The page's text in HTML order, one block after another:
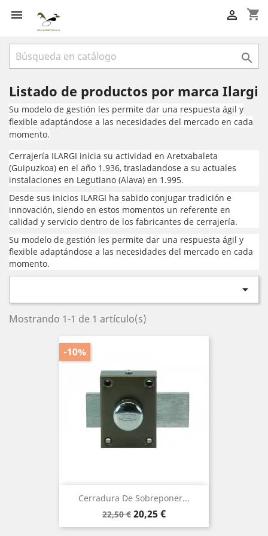
 shopping_cart


Listado de productos por marca Ilargi
Su modelo de gestión les permite dar una respuesta ágil y
flexible adaptándose a las necesidades del mercado en cada
momento.
Cerrajería ILARGI inicia su actividad en Aretxabaleta
(Guipuzkoa) en el año 1.936, trasladandose a su actuales
instalaciones en Legutiano (Alava) en 1.995.
Desde sus inicios ILARGI ha sabido conjugar tradición e
innovación, siendo en estos momentos un referente en
calidad y servicio dentro de los fabricantes de cerrajería.
Su modelo de gestión les permite dar una respuesta ágil y
flexible adaptándose a las necesidades del mercado en cada
momento.

Mostrando 1-1 de 1 artículo(s)
Cerradura De Sobreponer...
Precio
base
22,50 € Precio
20,25 €
-10%